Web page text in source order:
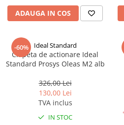
ADAUGA IN COS
-60% Ideal Standard
Clapeta de actionare Ideal
Standard Prosys Oleas M2 alb
326,00 Lei
130,00 Lei
TVA inclus
IN STOC